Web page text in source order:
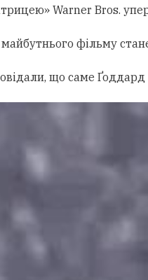
Warner Bros.
фільму
що саме